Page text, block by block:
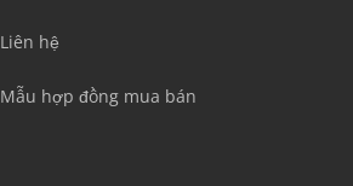
Liên hệ
Mẫu hợp đồng mua bán